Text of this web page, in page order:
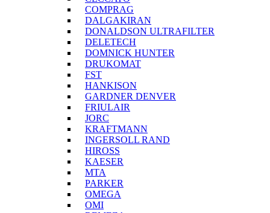
COMPRAG
DALGAKIRAN
DONALDSON ULTRAFILTER
DELETECH
DOMNICK HUNTER
DRUKOMAT
FST
HANKISON
GARDNER DENVER
FRIULAIR
JORC
KRAFTMANN
INGERSOLL RAND
HIROSS
KAESER
MTA
PARKER
OMEGA
OMI